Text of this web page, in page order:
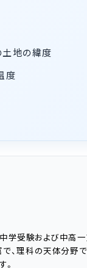
土地の緯度
度
受験および中高一
、理科の天体分野
。